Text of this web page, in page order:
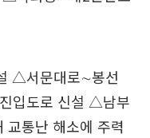
△서문대로∼봉선
입도로 신설 △남부
교통난 해소에 주력